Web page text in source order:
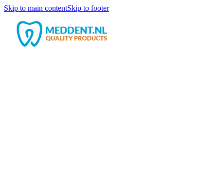
Skip to main contentSkip to footer